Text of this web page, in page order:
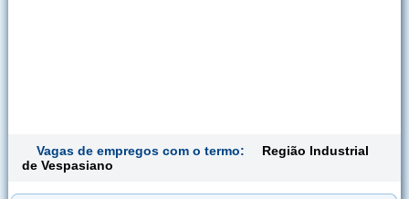
Vagas de empregos com o termo:
Região Industrial
de Vespasiano